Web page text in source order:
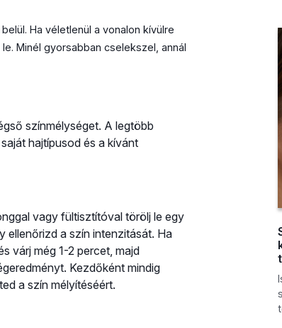
Ha véletlenül a vonalon kívülre
Minél gyorsabban cselekszel, annál
színmélységet. A legtöbb
hajtípusod és a kívánt
vagy fültisztítóval törölj le egy
ellenőrizd a szín intenzitását. Ha
várj még 1-2 percet, majd
Kezdőként mindig
a szín mélyítéséért.